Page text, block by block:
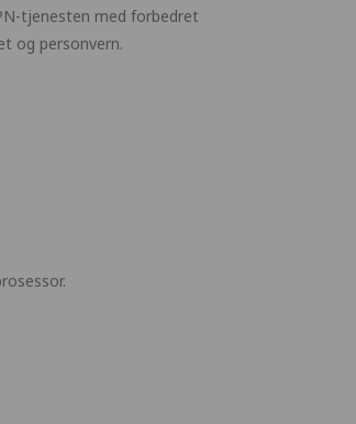
tjenesten med forbedret
og personvern.